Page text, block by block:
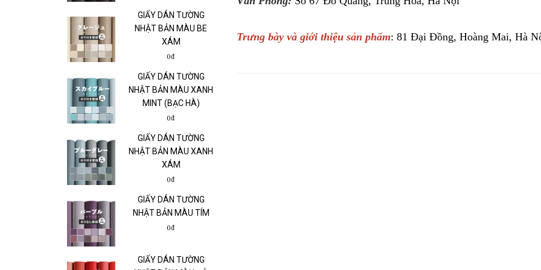
Trưng bày và giới thiệu sản phẩm: 81 Đại Đồng, Hoàng Mai, Hà
GIẤY DÁN TƯỜNG
NHẬT BẢN MÀU BE
XÁM
0₫
GIẤY DÁN TƯỜNG
NHẬT BẢN MÀU XANH
MINT (BẠC HÀ)
0₫
GIẤY DÁN TƯỜNG
NHẬT BẢN MÀU XANH
XÁM
0₫
GIẤY DÁN TƯỜNG
NHẬT BẢN MÀU TÍM
0₫
GIẤY DÁN TƯỜNG